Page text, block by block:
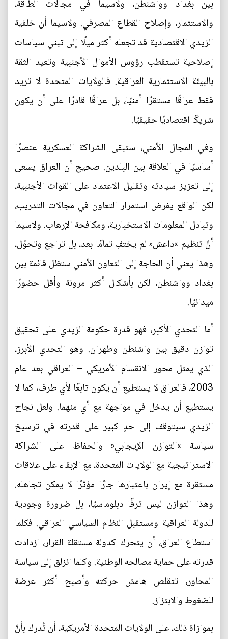
بين بغداد وواشنطن، ولاسيما في مجالات الطاقة،
والاستثمار، وإصلاح القطاع المصرفي. ولاسيما أن خلفية
الزيدي الاقتصادية قد تجعله أكثر ميلًا إلى تبني سياسات
إصلاحية تستقطب رؤوس الأموال الأجنبية وتعيد الثقة
بالبيئة الاستثمارية العراقية. فالولايات المتحدة لا تريد
فقط عراقًا مستقرًا أمنيًا، بل عراقًا قادرًا على أن يكون
شريكًا اقتصاديًا حقيقيًا.
وفي المجال الأمني، ستبقى الشراكة العسكرية عنصرًا
أساسيًا في العلاقة بين البلدين. صحيح أن العراق يسعى
إلى تعزيز سيادته وتقليل الاعتماد على القوات الأجنبية،
لكن الواقع يفرض استمرار التعاون في مجالات التدريب،
وتبادل المعلومات الاستخبارية، ومكافحة الإرهاب. ولاسيما
أنَّ تنظيم »داعش« لم يختفِ تمامًا بعد، بل تراجع وتحوّل،
وهذا يعني أن الحاجة إلى التعاون الأمني ستظل قائمة بين
بغداد وواشنطن، لكن بأشكال أكثر مرونة وأقل حضورًا
ميدانيًا.
أما التحدي الأكبر، فهو قدرة حكومة الزيدي على تحقيق
توازن دقيق بين واشنطن وطهران. وهو التحدي الأبرز،
الذي يمثل محور الانقسام الأمريكي – العراقي بعد عام
2003، فالعراق لا يستطيع أن يكون تابعًا لأي طرف، كما لا
يستطيع أن يدخل في مواجهة مع أي منهما. ولعل نجاح
الزيدي سيتوقف إلى حدٍ كبير على قدرته في ترسيخ
سياسة »التوازن الإيجابي« والحفاظ على الشراكة
الاستراتيجية مع الولايات المتحدة، مع الإبقاء على علاقات
مستقرة مع إيران باعتبارها جارًا مؤثرًا لا يمكن تجاهله.
وهذا التوازن ليس ترفًا دبلوماسيًا، بل ضرورة وجودية
للدولة العراقية ومستقبل النظام السياسي العراقي. فكلما
استطاع العراق، أن يتحرك كدولة مستقلة القرار، ازدادت
قدرته على حماية مصالحه الوطنية. وكلما انزلق إلى سياسة
المحاور، تتقلص هامش حركته وأصبح أكثر عرضة
للضغوط والابتزاز.
بموازاة ذلك، على الولايات المتحدة الأمريكية، أن تُدرك بأنَّ